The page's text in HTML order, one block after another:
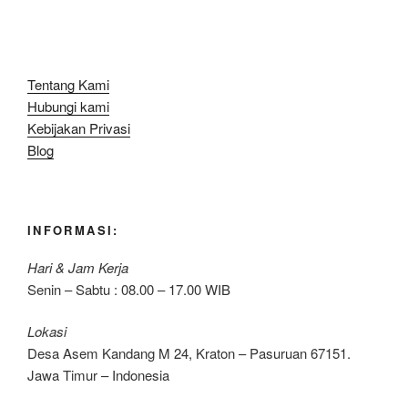
Tentang Kami
Hubungi kami
Kebijakan Privasi
Blog
INFORMASI:
Hari & Jam Kerja
Senin – Sabtu : 08.00 – 17.00 WIB
Lokasi
Desa Asem Kandang M 24, Kraton – Pasuruan 67151.
Jawa Timur – Indonesia